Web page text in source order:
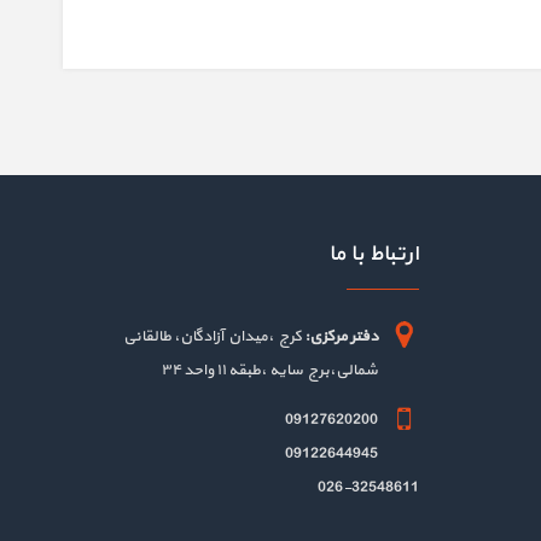
ارتباط با ما
دفتر مرکزی: کرج ،میدان آزادگان، طالقانی
شمالی،برج سایه ،طبقه ۱۱ واحد ۳۴
09127620200
09122644945
026-32548611